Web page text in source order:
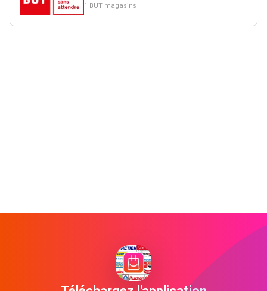
1 BUT magasins